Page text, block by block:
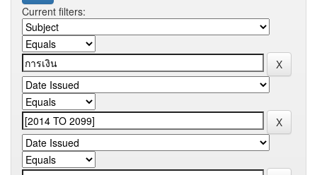
Current filters: